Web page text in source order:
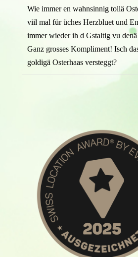
Wie immer en wahnsinnig tollä
viil mal für üches Herzbluet und
immer wieder ih d Gstaltig vu
Ganz grosses Kompliment! Isch
goldigä Osterhaas versteggt?